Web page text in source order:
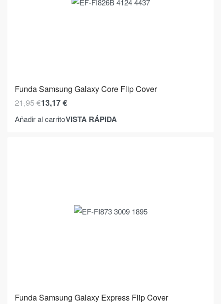
Funda Samsung Galaxy Core Flip Cover
21,95€13,17€
Añadir al carritoVISTA RÁPIDA
Funda Samsung Galaxy Express Flip Cover